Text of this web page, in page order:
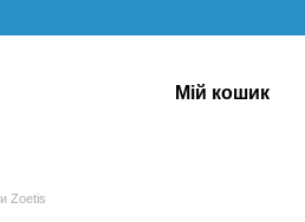
Мій кошик
Zoetis